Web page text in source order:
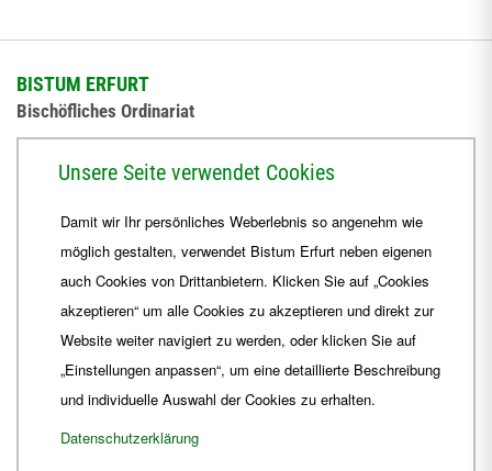
BISTUM ERFURT
Bischöfliches Ordinariat
+49 361 6572-444
ordinariat Bistum-Erfurt.de
Unsere Seite verwendet Cookies
Damit wir Ihr persönliches Weberlebnis so angenehm wie
möglich gestalten, verwendet Bistum Erfurt neben eigenen
auch Cookies von Drittanbietern. Klicken Sie auf „Cookies
akzeptieren“ um alle Cookies zu akzeptieren und direkt zur
Website weiter navigiert zu werden, oder klicken Sie auf
„Einstellungen anpassen“, um eine detaillierte Beschreibung
und individuelle Auswahl der Cookies zu erhalten.
Datenschutzerklärung